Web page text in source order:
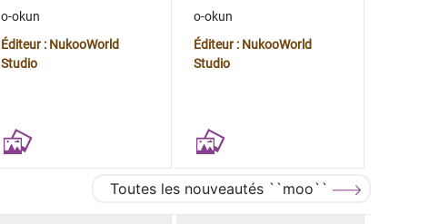
o-okun
Éditeur : NukooWorld
Studio
o-okun
Éditeur : NukooWorld
Studio
Toutes les nouveautés ``moo``